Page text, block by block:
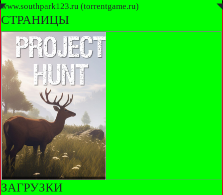
www.southpark123.ru (torrentgame.ru)
◤ ◥
СТРАНИЦЫ
ЗАГРУЗКИ